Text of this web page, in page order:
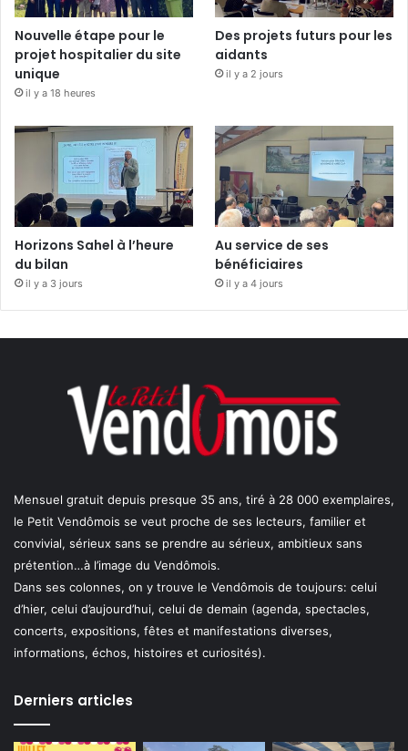
Nouvelle étape pour le
projet hospitalier du site
unique
il y a 18 heures
Des projets futurs pour les
aidants
il y a 2 jours
Horizons Sahel à l’heure
du bilan
il y a 3 jours
Au service de ses
bénéficiaires
il y a 4 jours
Mensuel gratuit depuis presque 35 ans, tiré à 28 000 exemplaires,
le Petit Vendômois se veut proche de ses lecteurs, familier et
convivial, sérieux sans se prendre au sérieux, ambitieux sans
prétention…à l’image du Vendômois.
Dans ses colonnes, on y trouve le Vendômois de toujours: celui
d’hier, celui d’aujourd’hui, celui de demain (agenda, spectacles,
concerts, expositions, fêtes et manifestations diverses,
informations, échos, histoires et curiosités).
Derniers articles